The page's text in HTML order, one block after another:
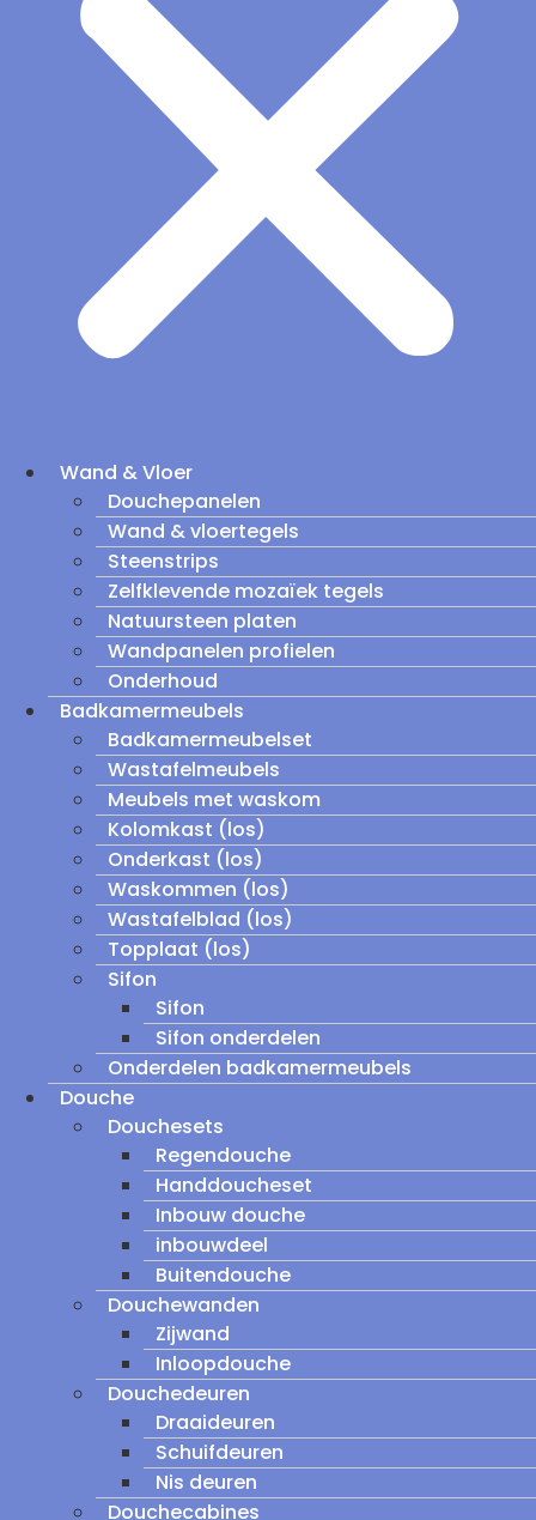
Wand & Vloer
Douchepanelen
Wand & vloertegels
Steenstrips
Zelfklevende mozaïek tegels
Natuursteen platen
Wandpanelen profielen
Onderhoud
Badkamermeubels
Badkamermeubelset
Wastafelmeubels
Meubels met waskom
Kolomkast (los)
Onderkast (los)
Waskommen (los)
Wastafelblad (los)
Topplaat (los)
Sifon
Sifon
Sifon onderdelen
Onderdelen badkamermeubels
Douche
Douchesets
Regendouche
Handdoucheset
Inbouw douche
inbouwdeel
Buitendouche
Douchewanden
Zijwand
Inloopdouche
Douchedeuren
Draaideuren
Schuifdeuren
Nis deuren
Douchecabines